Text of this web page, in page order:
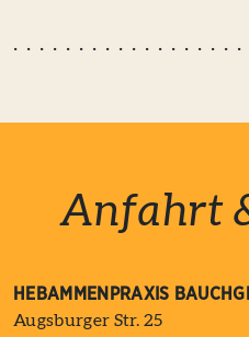
Anfahrt
HEBAMMENPRAXIS
Augsburger Str. 25